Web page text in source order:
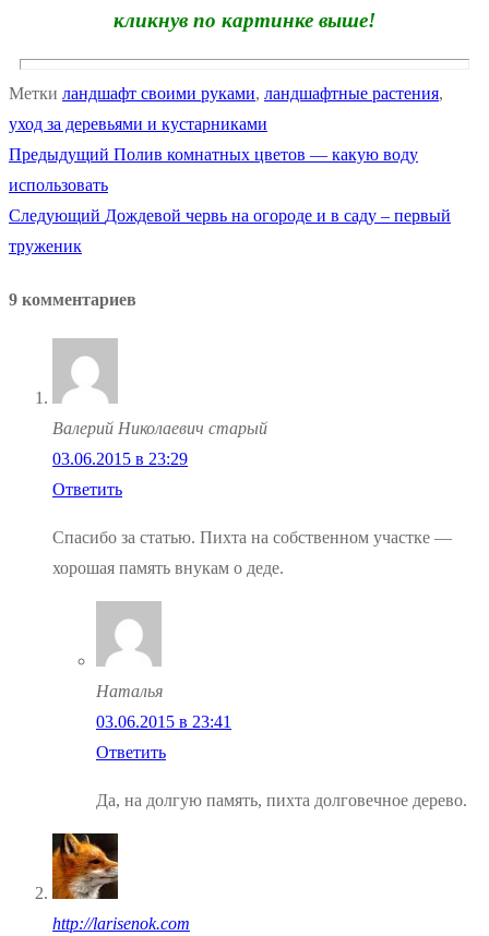
кликнув по картинке выше!
Метки ландшафт своими руками, ландшафтные растения,
уход за деревьями и кустарниками
Навигация
по
записям
Предыдущий Предыдущая
Полив комнатных цветов — какую воду
использовать
Следующий Следующая
Дождевой червь на огороде и в саду – первый
труженик
9 комментариев
Валерий Николаевич старый
03.06.2015 в 23:29
Ответить
Спасибо за статью. Пихта на собственном участке —
хорошая память внукам о деде.
Наталья
03.06.2015 в 23:41
Ответить
Да, на долгую память, пихта долговечное дерево.
http://larisenok.com